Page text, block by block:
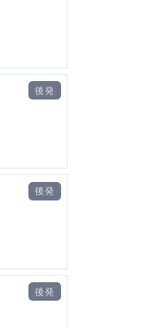
後発
後発
後発